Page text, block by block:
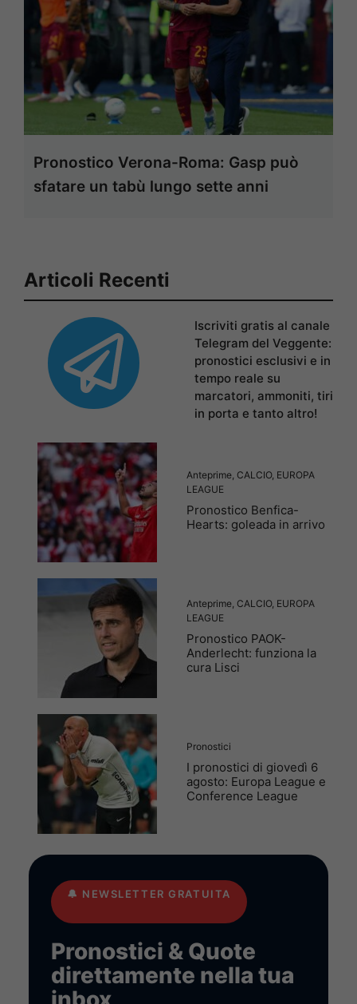
Pronostico Verona-Roma: Gasp può
sfatare un tabù lungo sette anni
Articoli Recenti
Iscriviti gratis al canale
Telegram del Veggente:
pronostici esclusivi e in
tempo reale su
marcatori, ammoniti, tiri
in porta e tanto altro!
Anteprime, CALCIO, EUROPA
LEAGUE
Pronostico Benfica-
Hearts: goleada in arrivo
Anteprime, CALCIO, EUROPA
LEAGUE
Pronostico PAOK-
Anderlecht: funziona la
cura Lisci
Pronostici
I pronostici di giovedì 6
agosto: Europa League e
Conference League
🔔 NEWSLETTER GRATUITA
Pronostici & Quote
direttamente nella tua